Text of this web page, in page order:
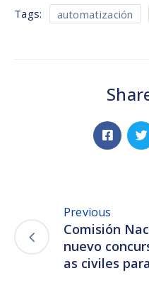
Tags: automatización
Previous
Comisión
nuevo
as civiles